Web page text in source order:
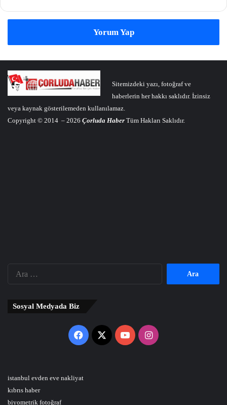
Yorum Yap
Sitemizdeki yazı, fotoğraf ve
haberlerin her hakkı saklıdır. İzinsiz
veya kaynak gösterilemeden kullanılamaz.
Copyright © 2014 – 2026 Çorluda Haber Tüm Hakları Saklıdır.
Sosyal Medyada Biz
Facebook
X YouTubeInstagram
istanbul evden eve nakliyat
kıbrıs haber
biyometrik fotoğraf